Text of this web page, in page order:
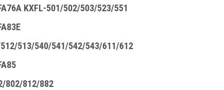
KXFL-501/502/503/523/551
513/540/541/542/543/611/612
802/812/882